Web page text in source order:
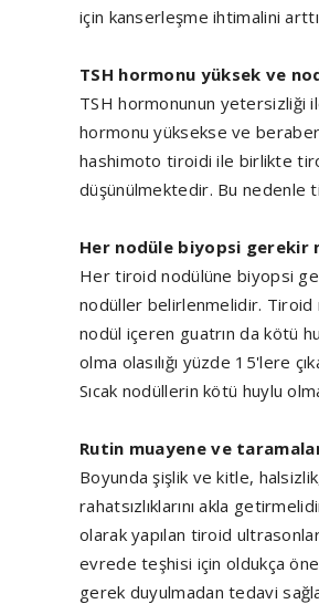
için kanserleşme ihtimalini
TSH hormonu yüksek ve
TSH hormonunun yetersizliği
hormonu yüksekse ve
hashimoto tiroidi ile birlikte
düşünülmektedir. Bu nedenle
Her nodüle biyopsi gerekir
Her tiroid nodülüne biyopsi
nodüller belirlenmelidir. Tiroid
nodül içeren guatrın da kötü
olma olasılığı yüzde 15'lere
Sıcak nodüllerin kötü huylu
Rutin muayene ve
Boyunda şişlik ve kitle,
rahatsızlıklarını akla
olarak yapılan tiroid
evrede teşhisi için oldukça
gerek duyulmadan tedavi